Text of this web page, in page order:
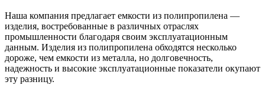
Наша компания предлагает емкости из полипропилена —
изделия, востребованные в различных отраслях
промышленности благодаря своим эксплуатационным
данным. Изделия из полипропилена обходятся несколько
дороже, чем емкости из металла, но долговечность,
надежность и высокие эксплуатационные показатели окупают
эту разницу.